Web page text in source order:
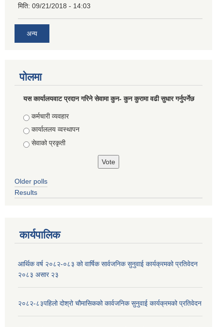
मिति: 09/21/2018 - 14:03
अन्य
पोलमा
यस कार्यालयवाट प्रदान गरिने सेवामा कुन- कुन कुरामा वढी सुधार गर्नुपर्नेछ
Choices
कर्मचारी व्यवहार
कार्याललय व्वस्थापन
सेवाको प्रकृती
Older polls
Results
कार्यपालिक
आर्थिक वर्ष २०८२-०८३ को वार्षिक सार्वजनिक सुनुवाई कार्यक्रमको प्रतिवेदन
२०८३ असार २३
२०८२-८३पहिलो दोश्रो चौमासिकको कार्वजनिक सुनुवाई कार्यक्रमको प्रतिवेदन